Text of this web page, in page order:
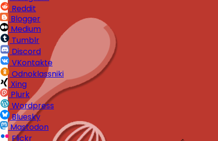
Reddit
Blogger
Medium
Tumblr
Discord
VKontakte
Odnoklassniki
Xing
Plurk
Wordpress
Bluesky
Mastodon
Flickr